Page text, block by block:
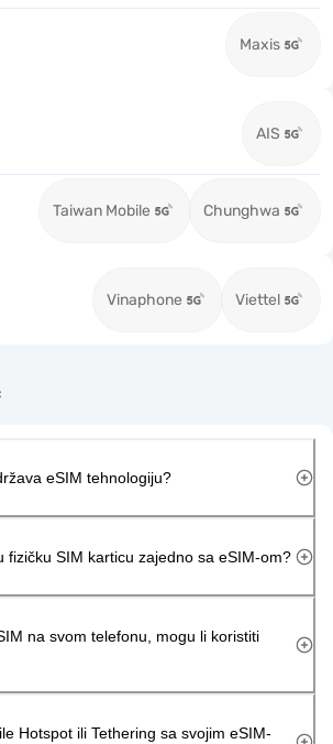
Maxis
AIS
Taiwan Mobile Chunghwa
Vinaphone Viettel
eSIM tehnologiju?
fizičku SIM karticu zajedno sa eSIM-om?
na svom telefonu, mogu li koristiti
Hotspot ili Tethering sa svojim eSIM-